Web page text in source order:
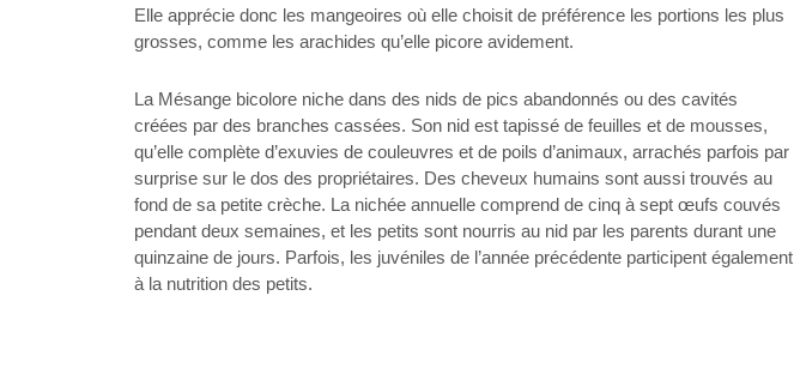
Elle apprécie donc les mangeoires où elle choisit de préférence les portions les plus
grosses, comme les arachides qu’elle picore avidement.
La Mésange bicolore niche dans des nids de pics abandonnés ou des cavités
créées par des branches cassées. Son nid est tapissé de feuilles et de mousses,
qu’elle complète d’exuvies de couleuvres et de poils d’animaux, arrachés parfois par
surprise sur le dos des propriétaires. Des cheveux humains sont aussi trouvés au
fond de sa petite crèche. La nichée annuelle comprend de cinq à sept œufs couvés
pendant deux semaines, et les petits sont nourris au nid par les parents durant une
quinzaine de jours. Parfois, les juvéniles de l’année précédente participent également
à la nutrition des petits.